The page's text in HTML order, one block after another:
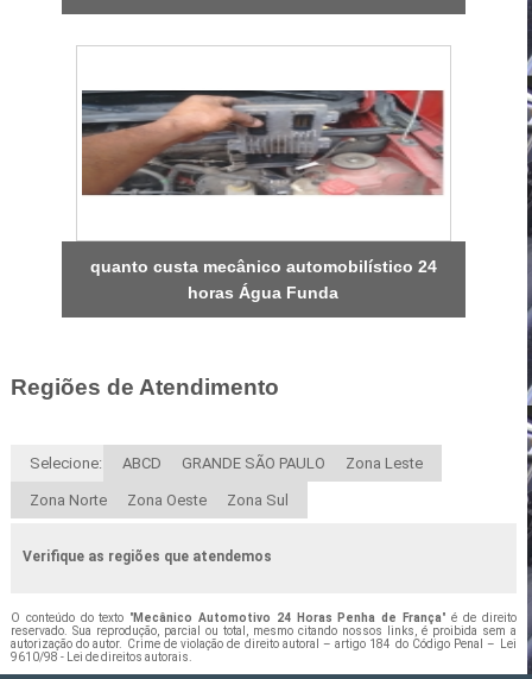
quanto custa mecânico automobilístico 24
horas Água Funda
Regiões de Atendimento
Selecione: ABCD GRANDE SÃO PAULO Zona Leste
Zona Norte Zona Oeste Zona Sul
Verifique as regiões que atendemos
O conteúdo do texto "Mecânico Automotivo 24 Horas Penha de França" é de direito
reservado. Sua reprodução, parcial ou total, mesmo citando nossos links, é proibida sem a
autorização do autor. Crime de violação de direito autoral – artigo 184 do Código Penal –
Lei
9610/98 - Lei de direitos autorais.